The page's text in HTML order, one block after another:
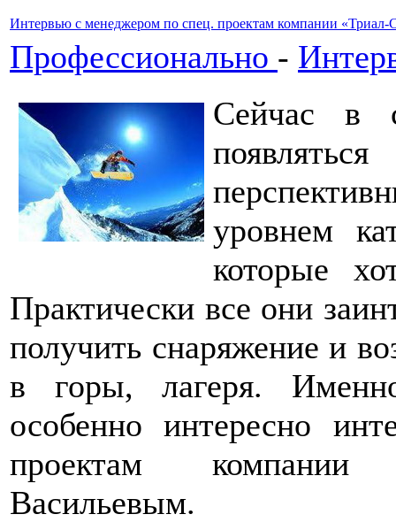
Интервью с менеджером по спец. проектам компании
Профессионально -
Сейчас в
уровнем
которые
Практически все они
получить снаряжение и
в горы, лагеря.
особенно интересно
проектам компании
Васильевым.